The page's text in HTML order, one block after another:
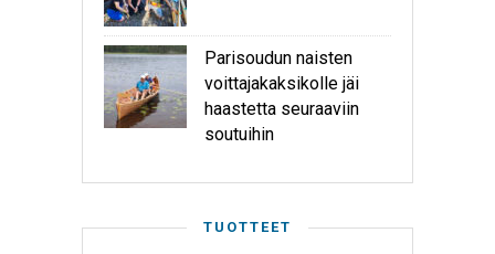
Parisoudun naisten
voittajakaksikolle jäi
haastetta seuraaviin
soutuihin
TUOTTEET